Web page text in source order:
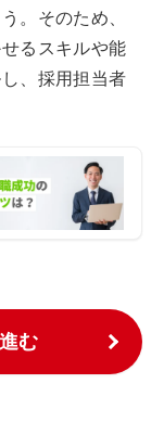
。そのため、
るスキルや能
、採用担当者
む